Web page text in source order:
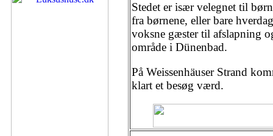
Stedet er især velegnet til
fra børnene, eller bare
voksne gæster til afslapning
område i Dünenbad.
På Weissenhäuser Strand
klart et besøg værd.